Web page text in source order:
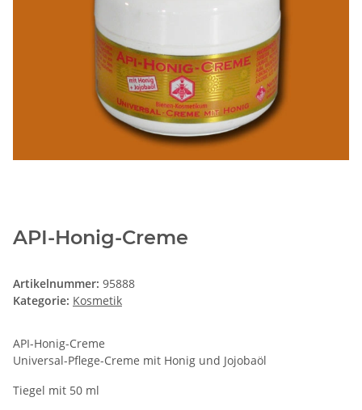
API-Honig-Creme
Artikelnummer: 95888
Kategorie: Kosmetik
API-Honig-Creme
Universal-Pflege-Creme mit Honig und Jojobaöl
Tiegel mit 50 ml